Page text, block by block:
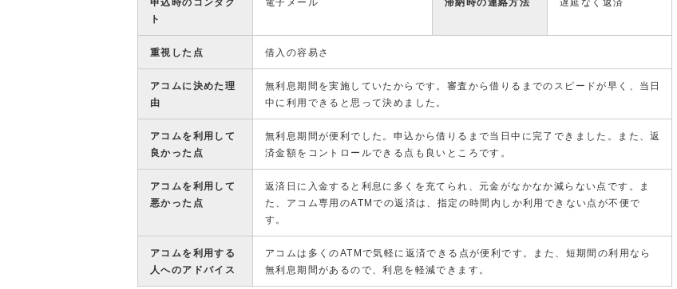
申込時のコンタク
ト
電子メール 滞納時の連絡方法 遅延なく返済
重視した点 借入の容易さ
アコムに決めた理
由
無利息期間を実施していたからです。審査から借りるまでのスピードが早く、当日
中に利用できると思って決めました。
アコムを利用して
良かった点
無利息期間が便利でした。申込から借りるまで当日中に完了できました。また、返
済金額をコントロールできる点も良いところです。
アコムを利用して
悪かった点
返済日に入金すると利息に多くを充てられ、元金がなかなか減らない点です。ま
た、アコム専用のATMでの返済は、指定の時間内しか利用できない点が不便で
す。
アコムを利用する
人へのアドバイス
アコムは多くのATMで気軽に返済できる点が便利です。また、短期間の利用なら
無利息期間があるので、利息を軽減できます。